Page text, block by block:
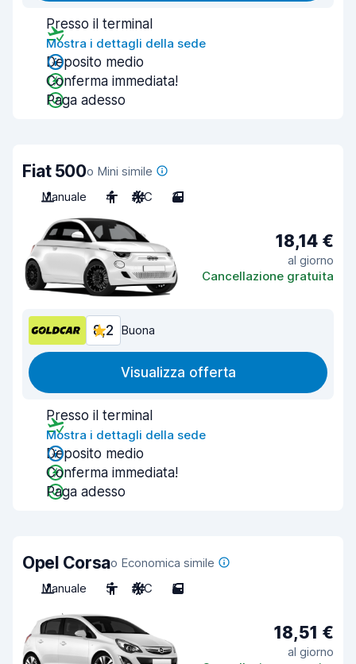
Presso il terminal
Mostra i dettagli della sede
Deposito medio
Conferma immediata!
Paga adesso
Fiat 500o Mini simile
Manuale
4 A/C 3
18,14 €
al giorno
Cancellazione gratuita
8,2 Buona
Visualizza offerta
Presso il terminal
Mostra i dettagli della sede
Deposito medio
Conferma immediata!
Paga adesso
Opel Corsao Economica simile
Manuale
5 A/C 5
18,51 €
al giorno